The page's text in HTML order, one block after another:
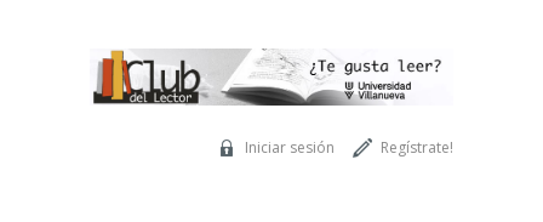
Regístrate!
Iniciar sesión